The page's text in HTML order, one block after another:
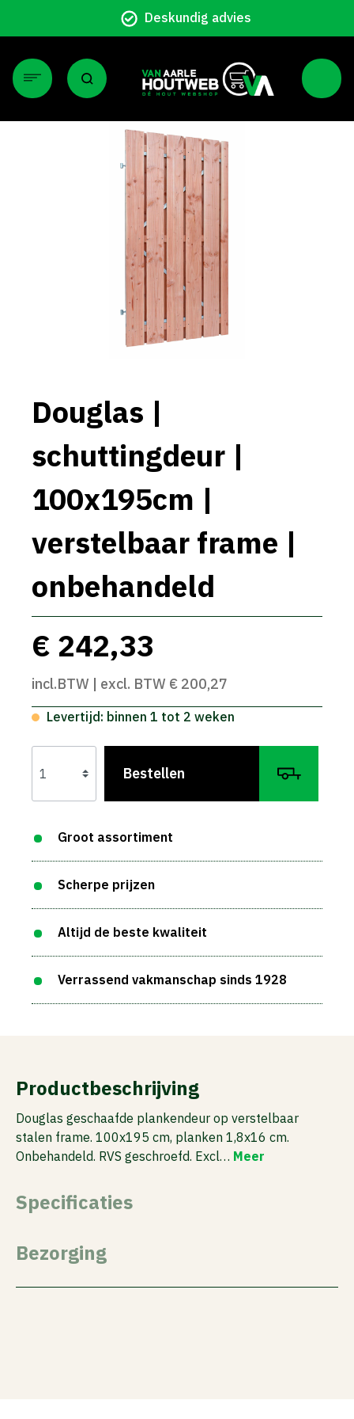
Deskundig advies
Douglas |
schuttingdeur |
100x195cm |
verstelbaar frame |
onbehandeld
€ 242,33
incl.BTW | excl. BTW € 200,27
Levertijd: binnen 1 tot 2 weken
Bestellen
Groot assortiment
Scherpe prijzen
Altijd de beste kwaliteit
Verrassend vakmanschap sinds 1928
Productbeschrijving
Douglas geschaafde plankendeur op verstelbaar
stalen frame. 100x195 cm, planken 1,8x16 cm.
Onbehandeld. RVS geschroefd. Excl… Meer
Specificaties
Bezorging